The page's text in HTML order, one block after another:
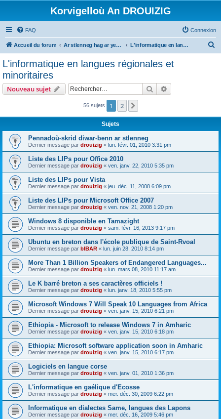
Korvigelloù An DROUIZIG
FAQ Connexion
Accueil du forum Ar stlenneg hag ar yezhoù bihan er bed a-bezh L'informatique en langues régionales et minoritaires
c
r
L'informatique en langues régionales et
minoritaires
Nouveau sujet Rechercher
56 sujets 1 2
Sujets
Pennadoù-skrid diwar-benn ar stlenneg
Dernier message par drouizig « lun. févr. 01, 2010 3:31 pm
Liste des LIPs pour Office 2010
Dernier message par drouizig « ven. janv. 22, 2010 5:35 pm
Liste des LIPs pour Vista
Dernier message par drouizig « jeu. déc. 11, 2008 6:09 pm
Liste des LIPs pour Microsoft Office 2007
Dernier message par drouizig « ven. nov. 21, 2008 1:20 pm
Windows 8 disponible en Tamazight
Dernier message par drouizig « sam. févr. 16, 2013 9:17 pm
Ubuntu en breton dans l'école publique de Saint-Rvoal
Dernier message par bIBAR « lun. juin 28, 2010 8:14 pm
More Than 1 Billion Speakers of Endangered Languages...
Dernier message par drouizig « lun. mars 08, 2010 11:17 am
Le K barré breton a ses caractères officiels !
Dernier message par drouizig « lun. janv. 18, 2010 5:55 pm
Microsoft Windows 7 Will Speak 10 Languages from Africa
Dernier message par drouizig « ven. janv. 15, 2010 6:21 pm
Ethiopia - Microsoft to release Windows 7 in Amharic
Dernier message par drouizig « ven. janv. 15, 2010 6:18 pm
Ethiopia: Microsoft software application soon in Amharic
Dernier message par drouizig « ven. janv. 15, 2010 6:17 pm
Logiciels en langue corse
Dernier message par drouizig « ven. janv. 01, 2010 1:36 pm
L'informatique en gaélique d'Ecosse
Dernier message par drouizig « mer. déc. 30, 2009 6:22 pm
Informatique en dialectes Same, langues des Lapons
Dernier message par drouizig « mer. déc. 16, 2009 5:46 pm